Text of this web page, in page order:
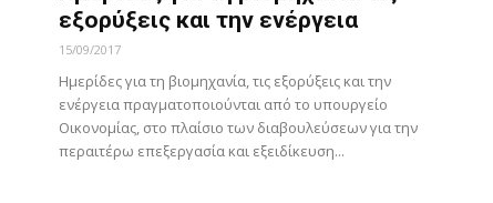
εξορύξεις και την ενέργεια
15/09/2017
Ημερίδες για τη βιομηχανία, τις εξορύξεις και την
ενέργεια πραγματοποιούνται από το υπουργείο
Οικονομίας, στο πλαίσιο των διαβουλεύσεων για την
περαιτέρω επεξεργασία και εξειδίκευση...